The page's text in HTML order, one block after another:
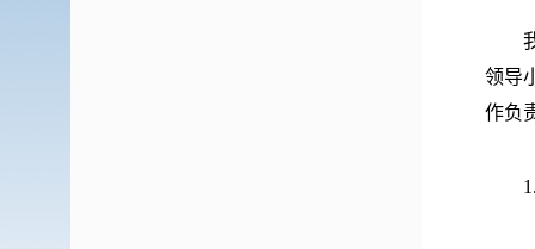
我
领导
作负